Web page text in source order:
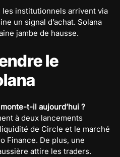
les institutionnels arrivent via
un signal d’achat. Solana
jambe de hausse.
le
t-il aujourd’hui ?
à deux lancements
de Circle et le marché
Finance. De plus, une
attire les traders.